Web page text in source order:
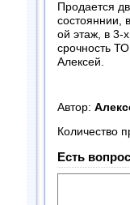
Продается
состояннии,
ой этаж, в 3-
срочность
Алексей.
Автор:
Количество
Есть